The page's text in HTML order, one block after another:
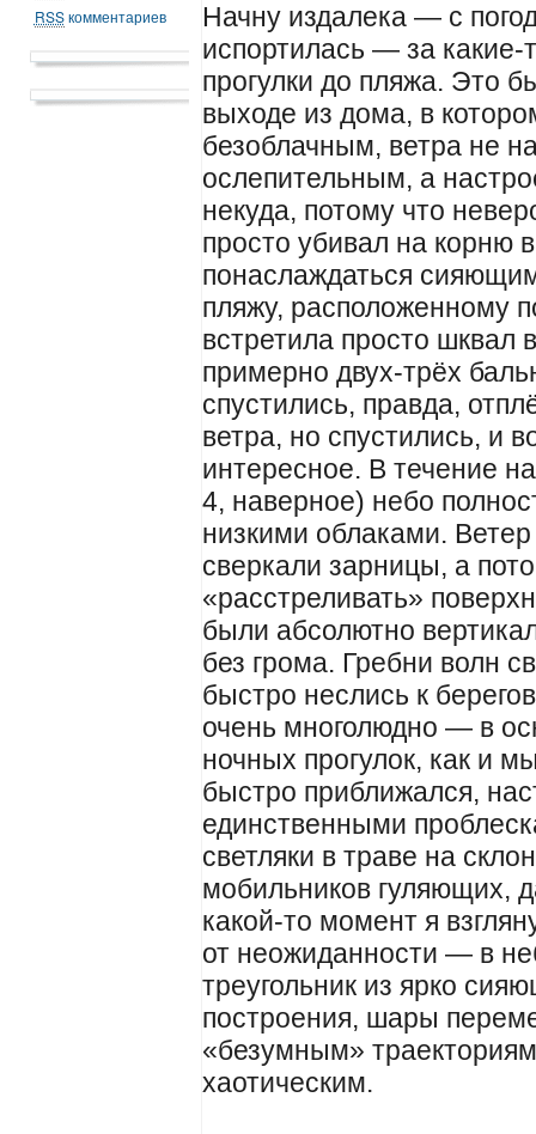
RSSкомментариев
Начну издалека — с
испортилась — за
прогулки до пляжа. Это
выходе из дома, в
безоблачным, ветра не
ослепительным, а
некуда, потому что
просто убивал на корню
понаслаждаться
пляжу, расположенному
встретила просто шквал
примерно двух-трёх
спустились, правда,
ветра, но спустились, и
интересное. В течение
4, наверное) небо
низкими облаками.
сверкали зарницы, а
«расстреливать»
были абсолютно
без грома. Гребни волн
быстро неслись к
очень многолюдно — в
ночных прогулок, как и
быстро приближался,
единственными
светляки в траве на
мобильников гуляющих,
какой-то момент я
от неожиданности — в
треугольник из ярко
построения, шары
«безумным»
хаотическим.